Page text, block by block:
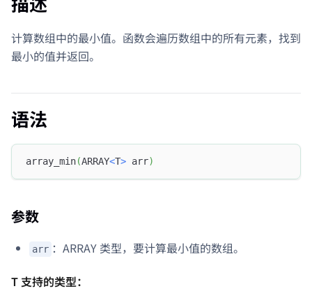
计算数组中的最小值。函数会遍历数组中的所有元素，找到
最小的值并返回。
语法
array_min(ARRAY<T> arr)
参数
arr ：ARRAY 类型，要计算最小值的数组。
T 支持的类型：